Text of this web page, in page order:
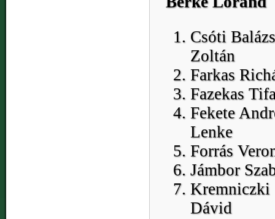
Csóti Balázs
Zoltán
Farkas
Fazekas
Fekete
Lenke
Forrás
Jámbor
Kremniczki
Dávid